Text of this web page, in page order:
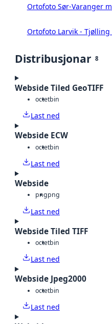
Ortofoto Sør-Varanger
Ortofoto Larvik -
Distribusjonar 8
Webside Tiled GeoTIFF
octetbin
Last ned
Webside ECW
octetbin
Last ned
Webside
pngpng
Last ned
Webside Tiled TIFF
octetbin
Last ned
Webside Jpeg2000
octetbin
Last ned